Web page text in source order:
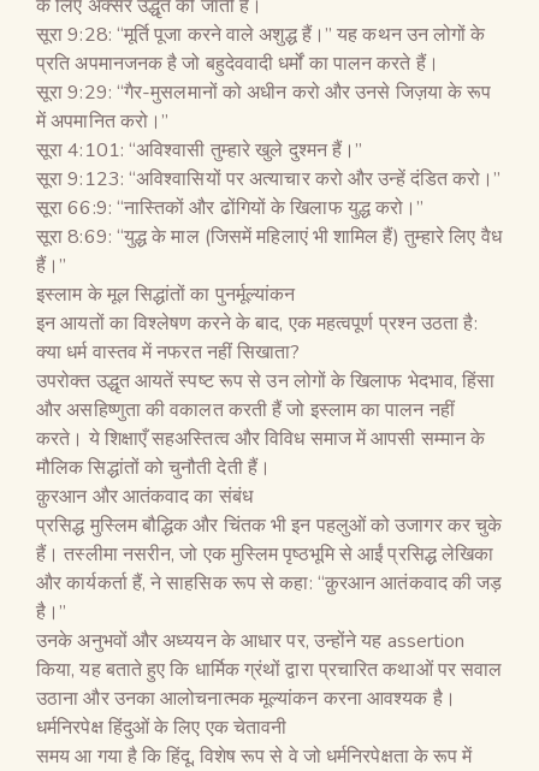
के लिए अक्सर उद्धृत की जाती है।
सूरा 9:28: “मूर्ति पूजा करने वाले अशुद्ध हैं।” यह कथन उन लोगों के
प्रति अपमानजनक है जो बहुदेववादी धर्मों का पालन करते हैं।
सूरा 9:29: “गैर-मुसलमानों को अधीन करो और उनसे जिज़या के रूप
में अपमानित करो।”
सूरा 4:101: “अविश्वासी तुम्हारे खुले दुश्मन हैं।”
सूरा 9:123: “अविश्वासियों पर अत्याचार करो और उन्हें दंडित करो।”
सूरा 66:9: “नास्तिकों और ढोंगियों के खिलाफ युद्ध करो।”
सूरा 8:69: “युद्ध के माल (जिसमें महिलाएं भी शामिल हैं) तुम्हारे लिए वैध
हैं।”
इस्लाम के मूल सिद्धांतों का पुनर्मूल्यांकन
इन आयतों का विश्लेषण करने के बाद, एक महत्वपूर्ण प्रश्न उठता है:
क्या धर्म वास्तव में नफरत नहीं सिखाता?
उपरोक्त उद्धृत आयतें स्पष्ट रूप से उन लोगों के खिलाफ भेदभाव, हिंसा
और असहिष्णुता की वकालत करती हैं जो इस्लाम का पालन नहीं
करते। ये शिक्षाएँ सहअस्तित्व और विविध समाज में आपसी सम्मान के
मौलिक सिद्धांतों को चुनौती देती हैं।
क़ुरआन और आतंकवाद का संबंध
प्रसिद्ध मुस्लिम बौद्धिक और चिंतक भी इन पहलुओं को उजागर कर चुके
हैं। तस्लीमा नसरीन, जो एक मुस्लिम पृष्ठभूमि से आईं प्रसिद्ध लेखिका
और कार्यकर्ता हैं, ने साहसिक रूप से कहा: “क़ुरआन आतंकवाद की जड़
है।”
उनके अनुभवों और अध्ययन के आधार पर, उन्होंने यह assertion
किया, यह बताते हुए कि धार्मिक ग्रंथों द्वारा प्रचारित कथाओं पर सवाल
उठाना और उनका आलोचनात्मक मूल्यांकन करना आवश्यक है।
धर्मनिरपेक्ष हिंदुओं के लिए एक चेतावनी
समय आ गया है कि हिंदू, विशेष रूप से वे जो धर्मनिरपेक्षता के रूप में